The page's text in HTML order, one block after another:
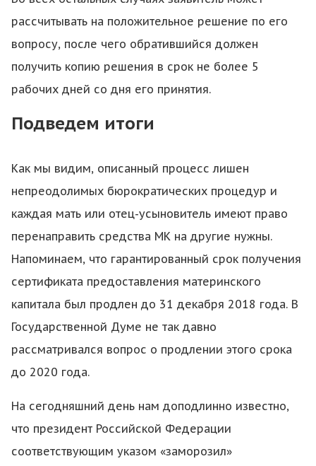
рассчитывать на положительное решение по его
вопросу, после чего обратившийся должен
получить копию решения в срок не более 5
рабочих дней со дня его принятия.
Подведем итоги
Как мы видим, описанный процесс лишен
непреодолимых бюрократических процедур и
каждая мать или отец-усыновитель имеют право
перенаправить средства МК на другие нужны.
Напоминаем, что гарантированный срок получения
сертификата предоставления материнского
капитала был продлен до 31 декабря 2018 года. В
Государственной Думе не так давно
рассматривался вопрос о продлении этого срока
до 2020 года.
На сегодняшний день нам доподлинно известно,
что президент Российской Федерации
соответствующим указом «заморозил»